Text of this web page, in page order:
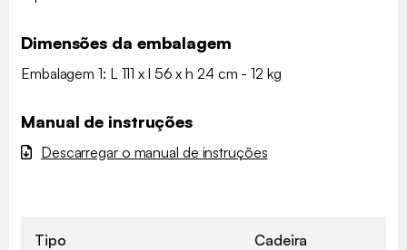
Dimensões da embalagem
Embalagem 1: L 111 x l 56 x h 24 cm - 12 kg
Manual de instruções
Descarregar o manual de instruções
Tipo Cadeira